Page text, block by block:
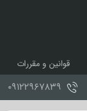
قوانین و مقررات
۰۹۱۲۲۹۶۷۸۳۹